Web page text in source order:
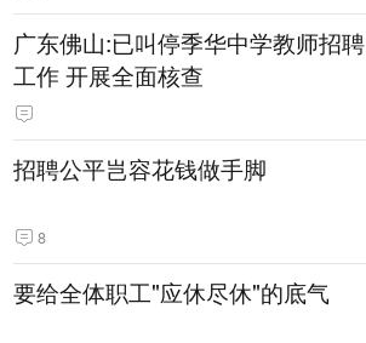
广东佛山:已叫停季华中学教师招聘
工作 开展全面核查
招聘公平岂容花钱做手脚
8
要给全体职工"应休尽休"的底气